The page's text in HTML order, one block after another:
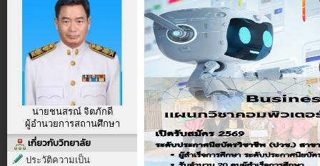
นายชนสรณ์ จิตภักดี
ผู้อำนวยการสถานศึกษา
เกี่ยวกับวิทยาลัย
ประวัติความเป็น